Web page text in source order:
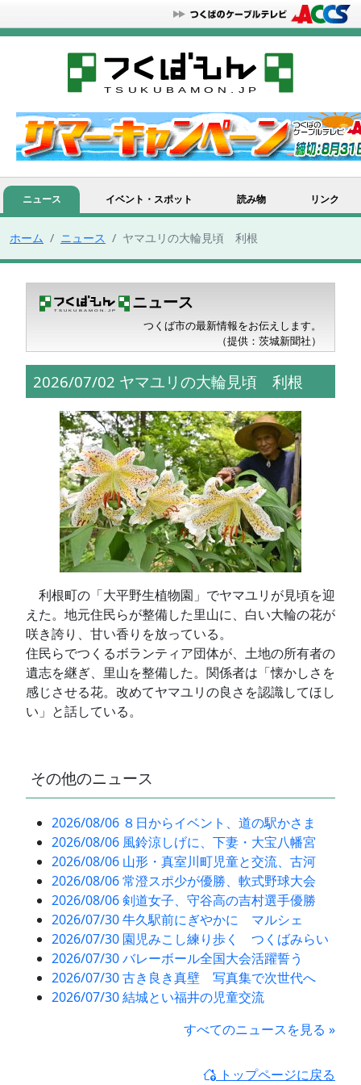
ニュース イベント・スポット 読み物 リンク
ホーム ニュース ヤマユリの大輪見頃 利根
ニュース
つくば市の最新情報をお伝えします。
（提供：茨城新聞社）
2026/07/02 ヤマユリの大輪見頃 利根
利根町の「大平野生植物園」でヤマユリが見頃を迎
えた。地元住民らが整備した里山に、白い大輪の花が
咲き誇り、甘い香りを放っている。
住民らでつくるボランティア団体が、土地の所有者の
遺志を継ぎ、里山を整備した。関係者は「懐かしさを
感じさせる花。改めてヤマユリの良さを認識してほし
い」と話している。
その他のニュース
2026/08/06 ８日からイベント、道の駅かさま
2026/08/06 風鈴涼しげに、下妻・大宝八幡宮
2026/08/06 山形・真室川町児童と交流、古河
2026/08/06 常澄スポ少が優勝、軟式野球大会
2026/08/06 剣道女子、守谷高の吉村選手優勝
2026/07/30 牛久駅前にぎやかに マルシェ
2026/07/30 園児みこし練り歩く つくばみらい
2026/07/30 バレーボール全国大会活躍誓う
2026/07/30 古き良き真壁 写真集で次世代へ
2026/07/30 結城とい福井の児童交流
すべてのニュースを見る »
トップページに戻る